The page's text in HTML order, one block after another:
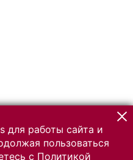
для работы сайта и
пользоваться
с Политикой